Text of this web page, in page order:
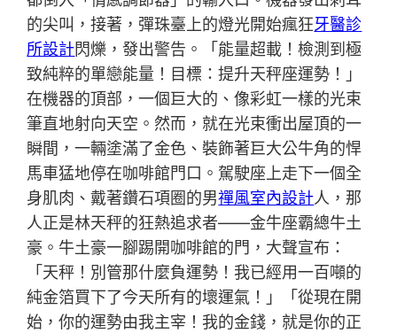
的尖叫，接著，彈珠臺上的燈光開始瘋狂牙醫診
所設計閃爍，發出警告。「能量超載！檢測到極
致純粹的單戀能量！目標：提升天秤座運勢！」
在機器的頂部，一個巨大的、像彩虹一樣的光束
筆直地射向天空。然而，就在光束衝出屋頂的一
瞬間，一輛塗滿了金色、裝飾著巨大公牛角的悍
馬車猛地停在咖啡館門口。駕駛座上走下一個全
身肌肉、戴著鑽石項圈的男禪風室內設計人，那
人正是林天秤的狂熱追求者——金牛座霸總牛土
豪。牛土豪一腳踢開咖啡館的門，大聲宣布：
「天秤！別管那什麼負運勢！我已經用一百噸的
純金箔買下了今天所有的壞運氣！」「從現在開
始，你的運勢由我主宰！我的金錢，就是你的正